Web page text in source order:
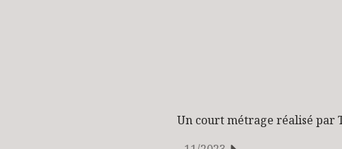
Un court métrage réalisé par